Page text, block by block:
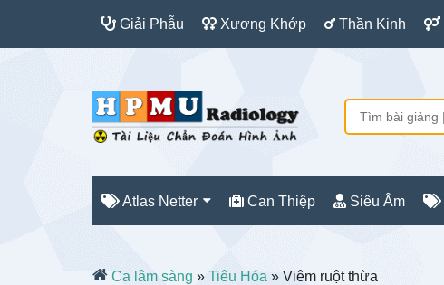
Giải Phẫu Xương Khớp Thần Kinh
Atlas Netter Can Thiệp Siêu Âm
Ca lâm sàng » Tiêu Hóa » Viêm ruột thừa